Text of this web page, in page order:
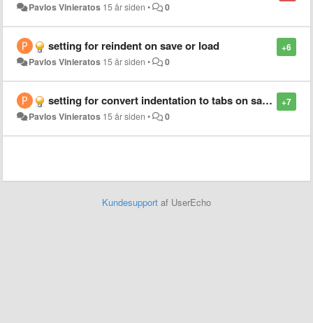
Pavlos Vinieratos 15 år siden • 0
+6
setting for reindent on save or load
Pavlos Vinieratos 15 år siden • 0
+7
setting for convert indentation to tabs on save or on load
Pavlos Vinieratos 15 år siden • 0
Kundesupport af UserEcho